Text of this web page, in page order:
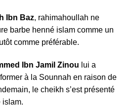
Ibn Baz, rahimahoullah ne
barbe henné islam comme un
comme préférable.
Ibn Jamil Zinou lui a
à la Sounnah en raison de
le cheikh s’est présenté
islam.